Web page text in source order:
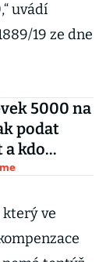
uvádí
19 ze dne
5000 na
podat
a kdo
má nárok
který ve